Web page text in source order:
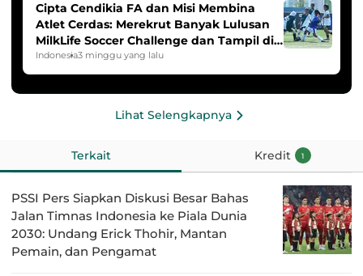
Cipta Cendikia FA dan Misi Membina
Atlet Cerdas: Merekrut Banyak Lulusan
MilkLife Soccer Challenge dan Tampil di
HYDROPLUS Soccer League
Indonesia3 minggu yang lalu
Lihat Selengkapnya
Terkait Kredit 1
PSSI Pers Siapkan Diskusi Besar Bahas
Jalan Timnas Indonesia ke Piala Dunia
2030: Undang Erick Thohir, Mantan
Pemain, dan Pengamat